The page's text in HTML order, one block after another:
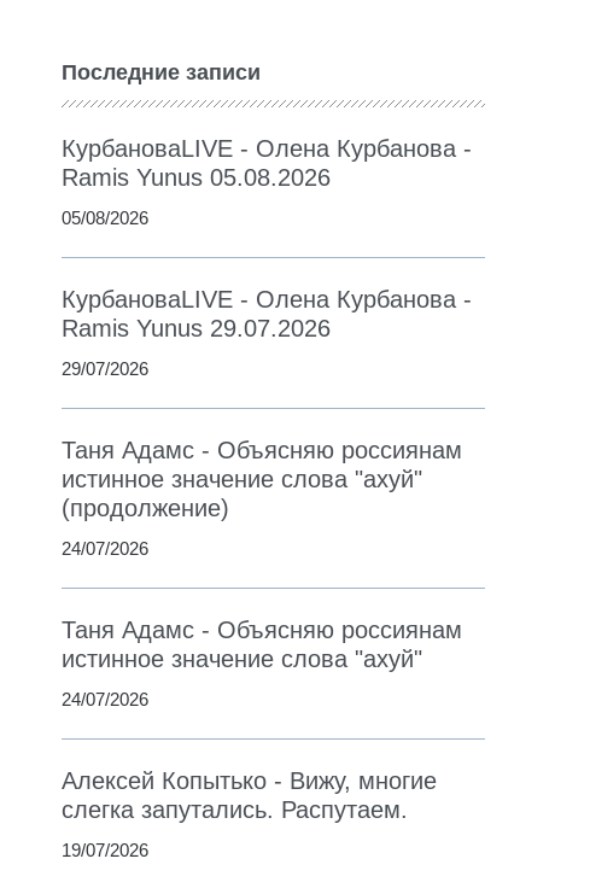
Последние записи
КурбановаLIVE - Олена Курбанова -
Ramis Yunus 05.08.2026
05/08/2026
КурбановаLIVE - Олена Курбанова -
Ramis Yunus 29.07.2026
29/07/2026
Таня Адамс - Объясняю россиянам
истинное значение слова "ахуй"
(продолжение)
24/07/2026
Таня Адамс - Объясняю россиянам
истинное значение слова "ахуй"
24/07/2026
Алексей Копытько - Вижу, многие
слегка запутались. Распутаем.
19/07/2026